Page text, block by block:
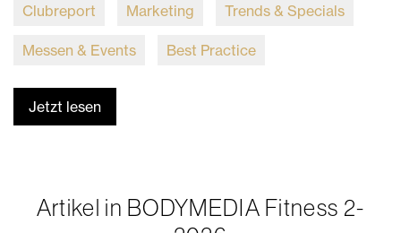
Clubreport Marketing Trends & Specials
Messen & Events Best Practice
Jetzt lesen
Artikel in BODYMEDIA Fitness 2-